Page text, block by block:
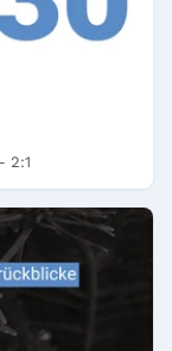
2:1